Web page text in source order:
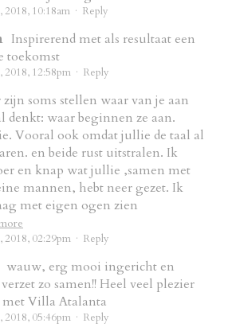
2018, 10:18am · Reply
Inspirerend met als resultaat een
toekomst
2018, 12:58pm · Reply
zijn soms stellen waar van je aan
denkt: waar beginnen ze aan.
Vooral ook omdat jullie de taal al
en beide rust uitstralen. Ik
en knap wat jullie ,samen met
mannen, hebt neer gezet. Ik
met eigen ogen zien
2018, 02:29pm · Reply
wauw, erg mooi ingericht en
zo samen!! Heel veel plezier
met Villa Atalanta
2018, 05:46pm · Reply